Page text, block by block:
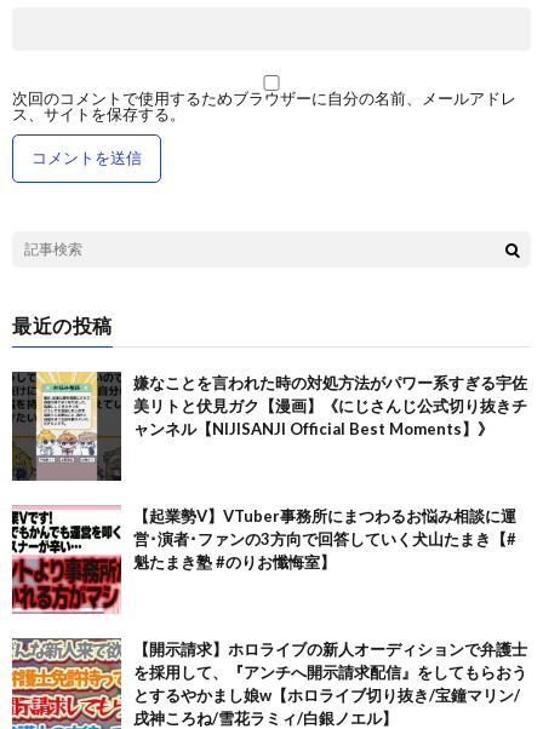
次回のコメントで使用するためブラウザーに自分の名前、メールアドレ
ス、サイトを保存する。
最近の投稿
嫌なことを言われた時の対処方法がパワー系すぎる宇佐
美リトと伏見ガク【漫画】《にじさんじ公式切り抜きチ
ャンネル【NIJISANJI Official Best Moments】》
【起業勢V】VTuber事務所にまつわるお悩み相談に運
営･演者･ファンの3方向で回答していく犬山たまき【#
魁たまき塾 #のりお懺悔室】
【開示請求】ホロライブの新人オーディションで弁護士
を採用して、『アンチへ開示請求配信』をしてもらおう
とするやかまし娘w【ホロライブ切り抜き/宝鐘マリン/
戌神ころね/雪花ラミィ/白銀ノエル】